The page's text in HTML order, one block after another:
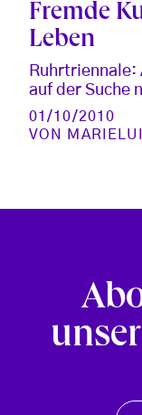
Fremde
Leben
Ruhrtriennale:
auf der Suche
01/10/2010
VON